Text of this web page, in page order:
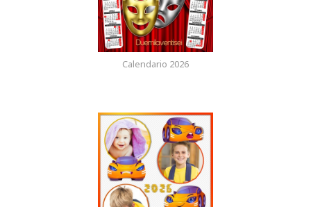
Calendario 2026